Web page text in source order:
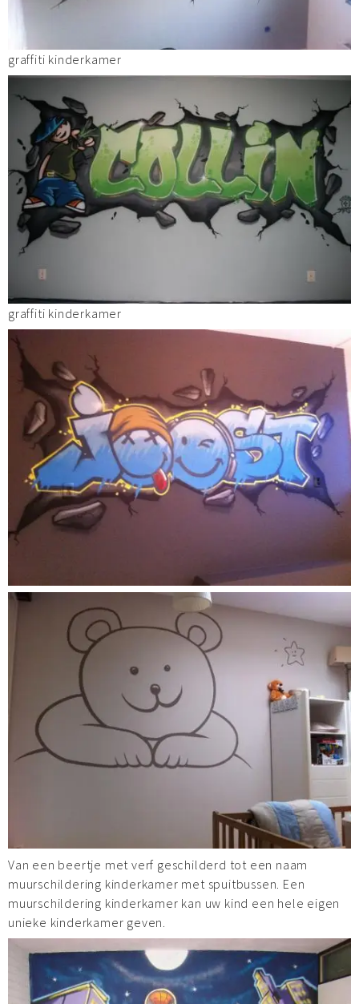
graffiti kinderkamer
graffiti kinderkamer
Van een beertje met verf geschilderd tot een naam
muurschildering kinderkamer met spuitbussen. Een
muurschildering kinderkamer kan uw kind een hele eigen
unieke kinderkamer geven.